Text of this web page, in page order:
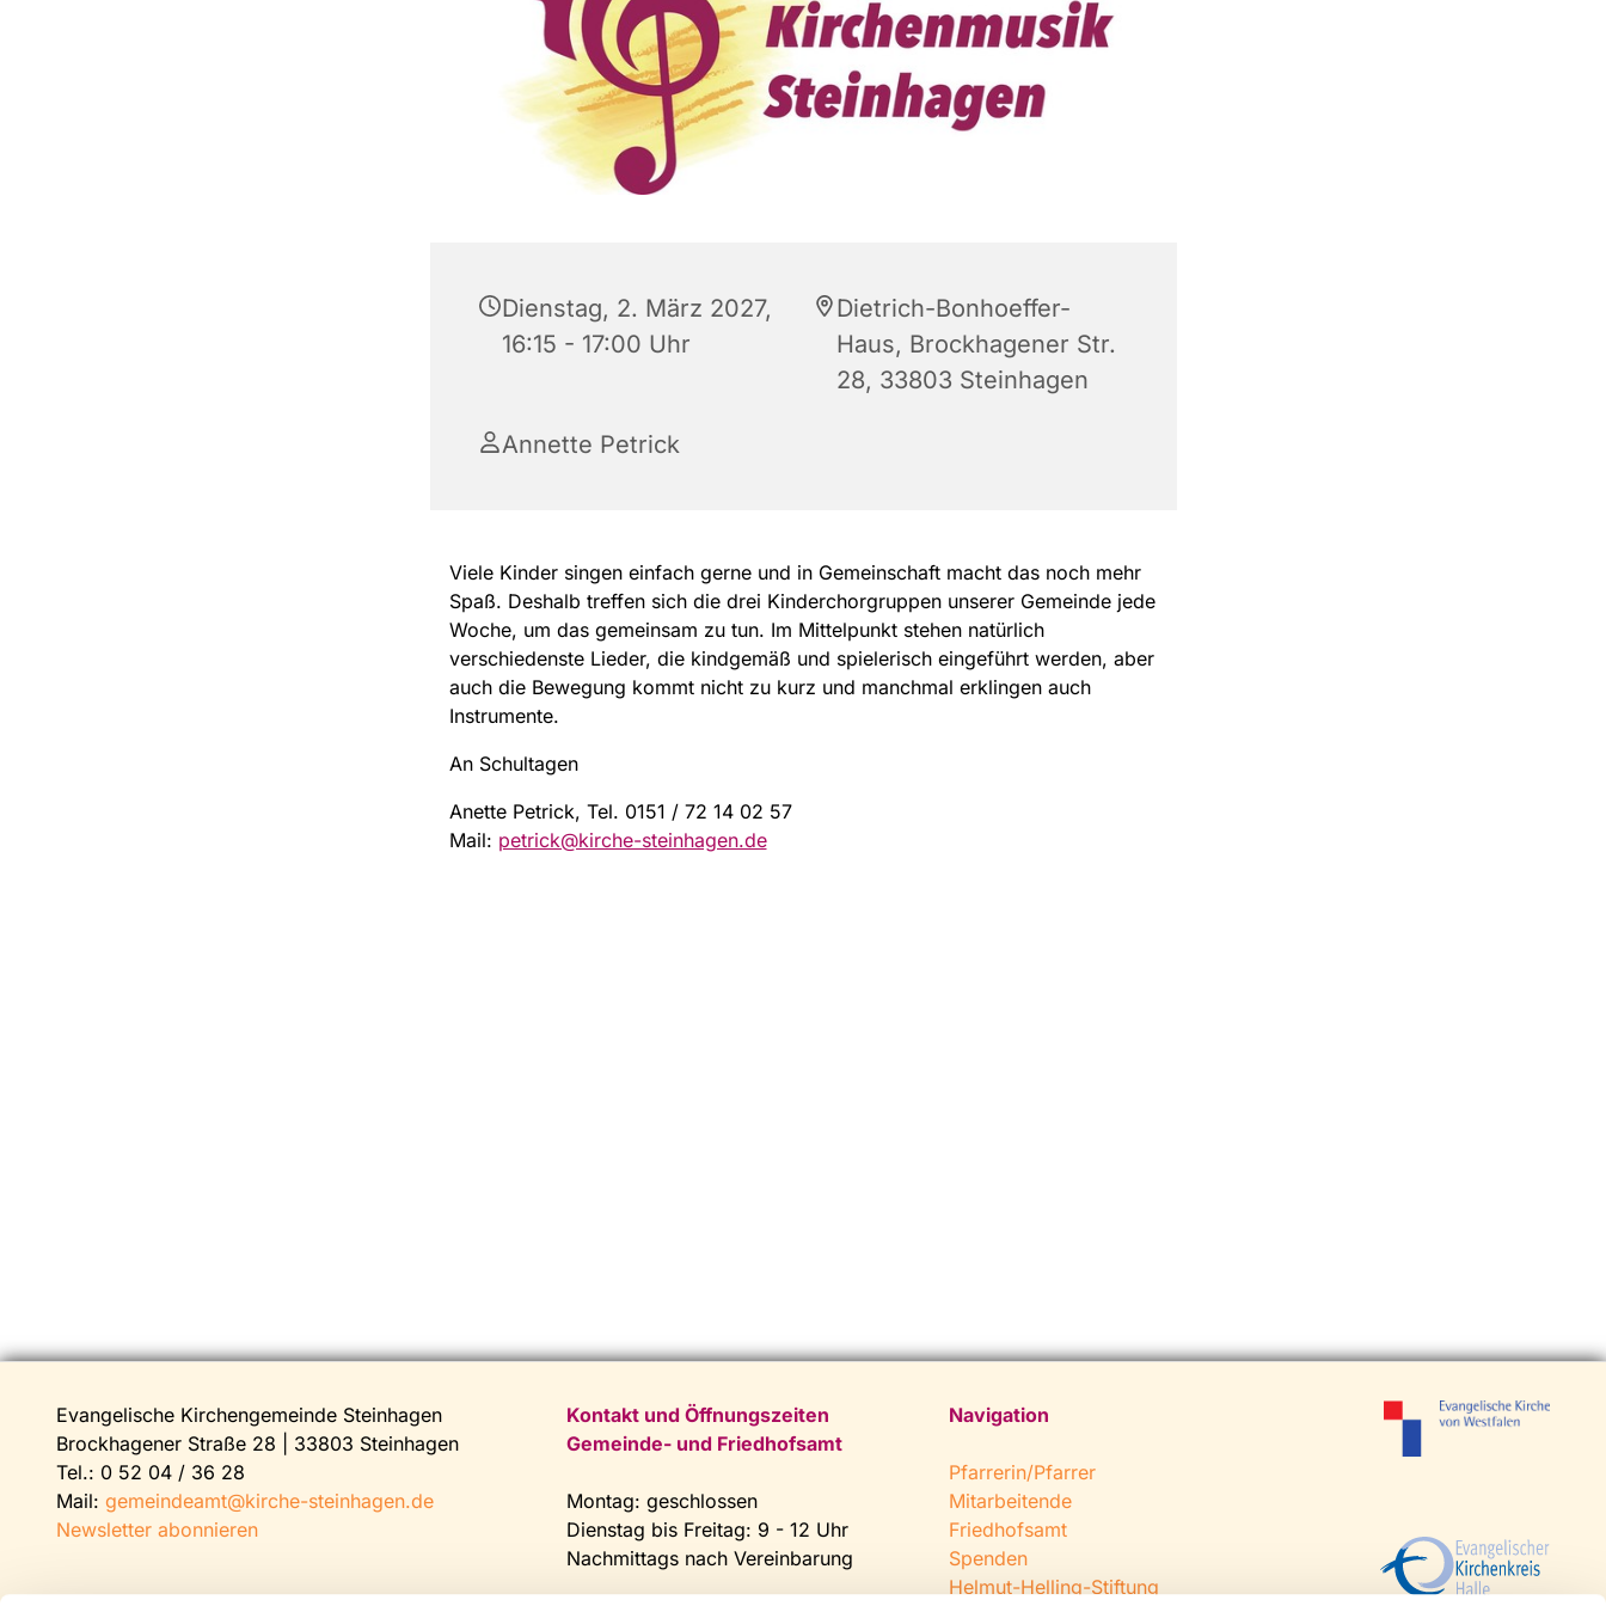
Dienstag, 2. März 2027,
16:15 - 17:00 Uhr
Dietrich-Bonhoeffer-
Haus, Brockhagener Str.
28, 33803 Steinhagen
Annette Petrick
Viele Kinder singen einfach gerne und in Gemeinschaft macht das noch mehr
Spaß. Deshalb treffen sich die drei Kinderchorgruppen unserer Gemeinde jede
Woche, um das gemeinsam zu tun. Im Mittelpunkt stehen natürlich
verschiedenste Lieder, die kindgemäß und spielerisch eingeführt werden, aber
auch die Bewegung kommt nicht zu kurz und manchmal erklingen auch
Instrumente.
An Schultagen
Anette Petrick, Tel. 0151 / 72 14 02 57
Mail: petrick@kirche-steinhagen.de
Evangelische Kirchengemeinde Steinhagen
Brockhagener Straße 28 | 33803 Steinhagen
Tel.: 0 52 04 / 36 28
Mail: gemeindeamt@kirche-steinhagen.de
Newsletter abonnieren
Kontakt und Öffnungszeiten
Gemeinde- und Friedhofsamt
Montag: geschlossen
Dienstag bis Freitag: 9 - 12 Uhr
Nachmittags nach Vereinbarung
Navigation
Pfarrerin/Pfarrer
Mitarbeitende
Friedhofsamt
Spenden
Helmut-Helling-Stiftung